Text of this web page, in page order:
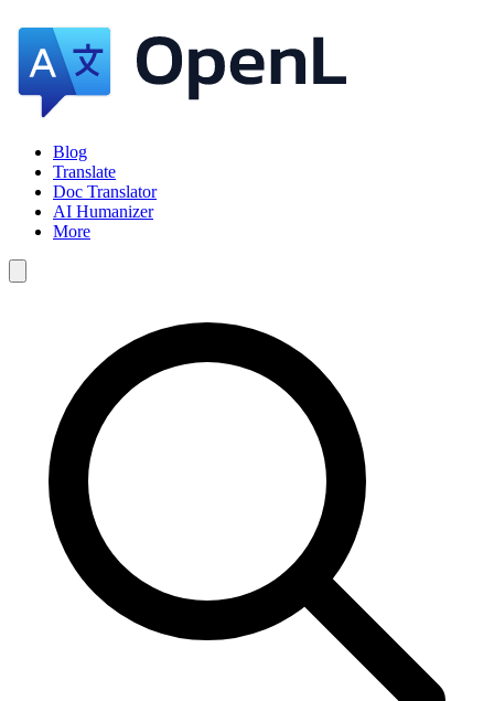
Blog
Translate
Doc Translator
AI Humanizer
More